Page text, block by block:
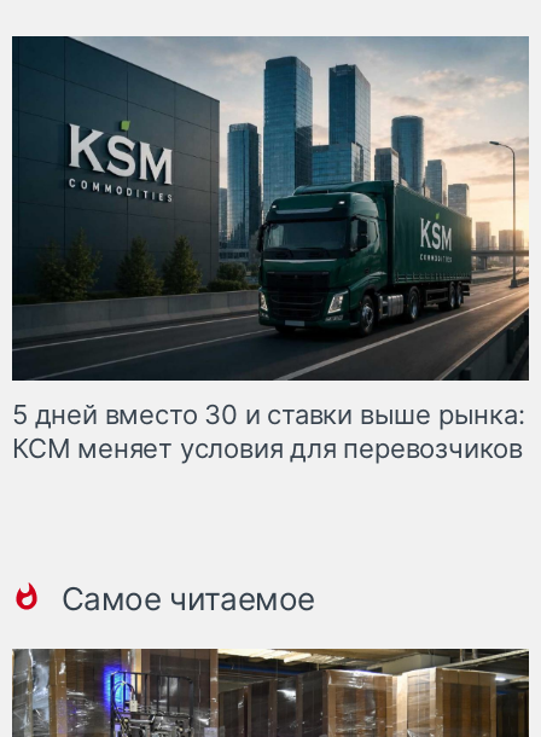
5 дней вместо 30 и ставки выше рынка:
КСМ меняет условия для перевозчиков
Самое читаемое